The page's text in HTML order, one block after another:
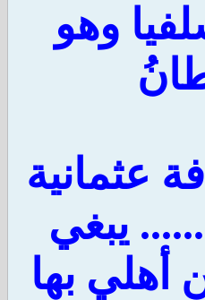
وهو
عثمانية
يبغي
أهلي بها